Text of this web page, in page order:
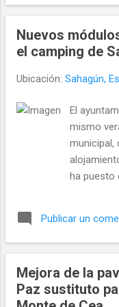
esta
Nuevos
el camping de
Ubicación: Sahagún,
El
mismo
municipal,
ha puesto
fomento
camping
han
el pliego
Publicar un
Mejora de la
Paz sustituto